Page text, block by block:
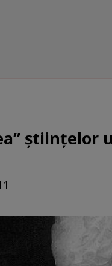
științelor